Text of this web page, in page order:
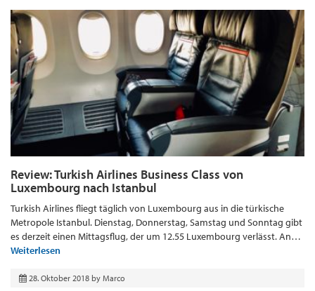
Review: Turkish Airlines Business Class von
Luxembourg nach Istanbul
Turkish Airlines fliegt täglich von Luxembourg aus in die türkische
Metropole Istanbul. Dienstag, Donnerstag, Samstag und Sonntag gibt
es derzeit einen Mittagsflug, der um 12.55 Luxembourg verlässt. An…
Weiterlesen
28. Oktober 2018 by Marco